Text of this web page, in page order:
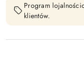
Program
klientów.